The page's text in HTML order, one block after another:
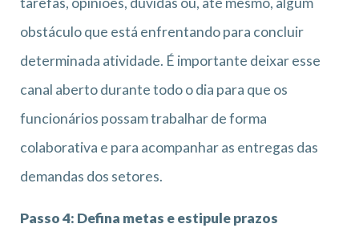
obstáculo que está enfrentando para concluir
determinada atividade. É importante deixar esse
canal aberto durante todo o dia para que os
funcionários possam trabalhar de forma
colaborativa e para acompanhar as entregas das
demandas dos setores.
Passo 4: Defina metas e estipule prazos